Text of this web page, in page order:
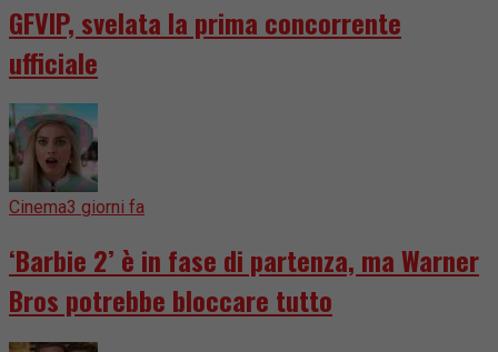
GFVIP, svelata la prima concorrente
ufficiale
Cinema3 giorni fa
‘Barbie 2’ è in fase di partenza, ma Warner
Bros potrebbe bloccare tutto